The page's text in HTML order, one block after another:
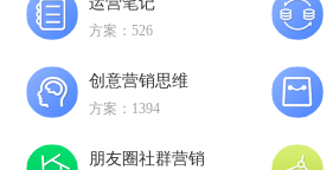
方案：526
创意营销思维
方案：1394
朋友圈社群营销